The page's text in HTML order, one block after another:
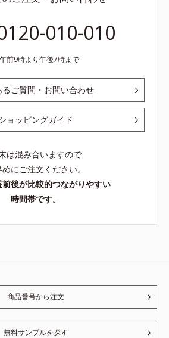
010-010
午前9時より午後7時まで
るご質問・お問い合わせ
ョッピングガイド
は混み合いますので
にご注文ください。
後が比較的つながりやすい
時間帯です。
商品番号から注文
無料サンプルを探す